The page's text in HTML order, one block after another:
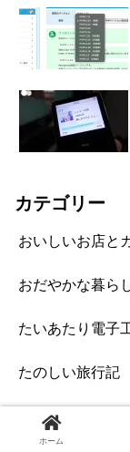
カテゴリー
おいしいお店と
おだやかな暮ら
たいあたり電子
たのしい旅行記
よきアプリやサ
ホーム